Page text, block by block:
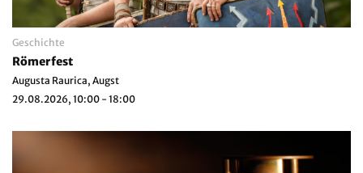
Geschichte
Römerfest
Augusta Raurica, Augst
29.08.2026, 10:00 - 18:00